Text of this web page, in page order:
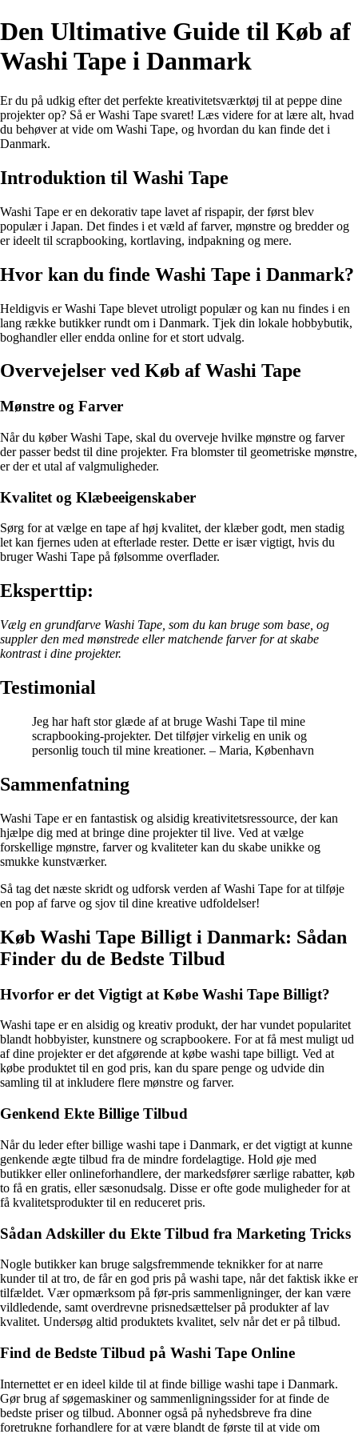
Den Ultimative Guide til Køb af
Washi Tape i Danmark
Er du på udkig efter det perfekte kreativitetsværktøj til at peppe dine
projekter op? Så er Washi Tape svaret! Læs videre for at lære alt, hvad
du behøver at vide om Washi Tape, og hvordan du kan finde det i
Danmark.
Introduktion til Washi Tape
Washi Tape er en dekorativ tape lavet af rispapir, der først blev
populær i Japan. Det findes i et væld af farver, mønstre og bredder og
er ideelt til scrapbooking, kortlaving, indpakning og mere.
Hvor kan du finde Washi Tape i Danmark?
Heldigvis er Washi Tape blevet utroligt populær og kan nu findes i en
lang række butikker rundt om i Danmark. Tjek din lokale hobbybutik,
boghandler eller endda online for et stort udvalg.
Overvejelser ved Køb af Washi Tape
Mønstre og Farver
Når du køber Washi Tape, skal du overveje hvilke mønstre og farver
der passer bedst til dine projekter. Fra blomster til geometriske mønstre,
er der et utal af valgmuligheder.
Kvalitet og Klæbeeigenskaber
Sørg for at vælge en tape af høj kvalitet, der klæber godt, men stadig
let kan fjernes uden at efterlade rester. Dette er især vigtigt, hvis du
bruger Washi Tape på følsomme overflader.
Eksperttip:
Vælg en grundfarve Washi Tape, som du kan bruge som base, og
suppler den med mønstrede eller matchende farver for at skabe
kontrast i dine projekter.
Testimonial
Jeg har haft stor glæde af at bruge Washi Tape til mine
scrapbooking-projekter. Det tilføjer virkelig en unik og
personlig touch til mine kreationer. – Maria, København
Sammenfatning
Washi Tape er en fantastisk og alsidig kreativitetsressource, der kan
hjælpe dig med at bringe dine projekter til live. Ved at vælge
forskellige mønstre, farver og kvaliteter kan du skabe unikke og
smukke kunstværker.
Så tag det næste skridt og udforsk verden af Washi Tape for at tilføje
en pop af farve og sjov til dine kreative udfoldelser!
Køb Washi Tape Billigt i Danmark: Sådan
Finder du de Bedste Tilbud
Hvorfor er det Vigtigt at Købe Washi Tape Billigt?
Washi tape er en alsidig og kreativ produkt, der har vundet popularitet
blandt hobbyister, kunstnere og scrapbookere. For at få mest muligt ud
af dine projekter er det afgørende at købe washi tape billigt. Ved at
købe produktet til en god pris, kan du spare penge og udvide din
samling til at inkludere flere mønstre og farver.
Genkend Ekte Billige Tilbud
Når du leder efter billige washi tape i Danmark, er det vigtigt at kunne
genkende ægte tilbud fra de mindre fordelagtige. Hold øje med
butikker eller onlineforhandlere, der markedsfører særlige rabatter, køb
to få en gratis, eller sæsonudsalg. Disse er ofte gode muligheder for at
få kvalitetsprodukter til en reduceret pris.
Sådan Adskiller du Ekte Tilbud fra Marketing Tricks
Nogle butikker kan bruge salgsfremmende teknikker for at narre
kunder til at tro, de får en god pris på washi tape, når det faktisk ikke er
tilfældet. Vær opmærksom på før-pris sammenligninger, der kan være
vildledende, samt overdrevne prisnedsættelser på produkter af lav
kvalitet. Undersøg altid produktets kvalitet, selv når det er på tilbud.
Find de Bedste Tilbud på Washi Tape Online
Internettet er en ideel kilde til at finde billige washi tape i Danmark.
Gør brug af søgemaskiner og sammenligningssider for at finde de
bedste priser og tilbud. Abonner også på nyhedsbreve fra dine
foretrukne forhandlere for at være blandt de første til at vide om